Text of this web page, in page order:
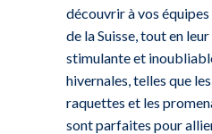
découvrir à vos
de la Suisse, tout en
stimulante et
hivernales, telles que
raquettes et les
sont parfaites pour